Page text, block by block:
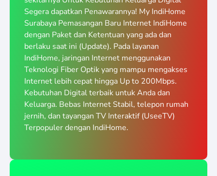
Segera dapatkan Penawarannya! My IndiHome
Surabaya Pemasangan Baru Internet IndiHome
dengan Paket dan Ketentuan yang ada dan
berlaku saat ini (Update). Pada layanan
IndiHome, jaringan Internet menggunakan
Teknologi Fiber Optik yang mampu mengakses
Internet lebih cepat hingga Up to 200Mbps.
Kebutuhan Digital terbaik untuk Anda dan
Keluarga. Bebas Internet Stabil, telepon rumah
jernih, dan tayangan TV Interaktif (UseeTV)
Terpopuler dengan IndiHome.